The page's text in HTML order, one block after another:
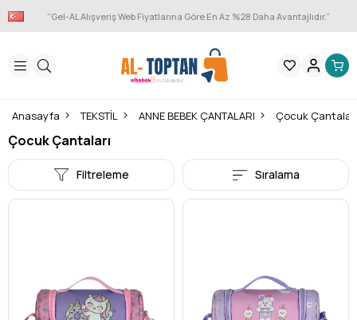
“Gel-AL Alışveriş Web Fiyatlarına Göre En Az %28 Daha Avantajlıdır.”
Anasayfa TEKSTİL ANNE BEBEK ÇANTALARI Çocuk Çantaları
Çocuk Çantaları
Filtreleme Sıralama